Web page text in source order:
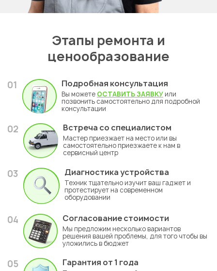
Этапы ремонта и
ценообразование
01 Подробная консультация
Вы можете ОСТАВИТЬ ЗАЯВКУ или
позвонить самостоятельно для подробной
консультации
02 Встреча со специалистом
Мастер приезжает на место или вы
самостоятельно приезжаете к нам в
сервисный центр
03 Диагностика устройства
Техник тщательно изучит ваш гаджет и
протестирует на современном
оборудовании
04 Согласование стоимости
Мы предложим несколько вариантов
решения вашей проблемы, для того чтобы вы
уложились в бюджет
05 Гарантия от 1 года